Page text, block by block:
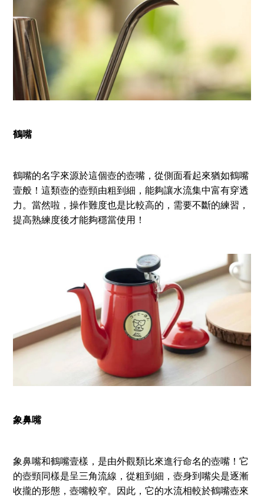
鶴嘴
鶴嘴的名字來源於這個壺的壺嘴，從側面看起來猶如鶴嘴
壹般！這類壺的壺頸由粗到細，能夠讓水流集中富有穿透
力。當然啦，操作難度也是比較高的，需要不斷的練習，
提高熟練度後才能夠穩當使用！
象鼻嘴
象鼻嘴和鶴嘴壹樣，是由外觀類比來進行命名的壺嘴！它
的壺頸同樣是呈三角流線，從粗到細，壺身到嘴尖是逐漸
收攏的形態，壺嘴較窄。因此，它的水流相較於鶴嘴壺來